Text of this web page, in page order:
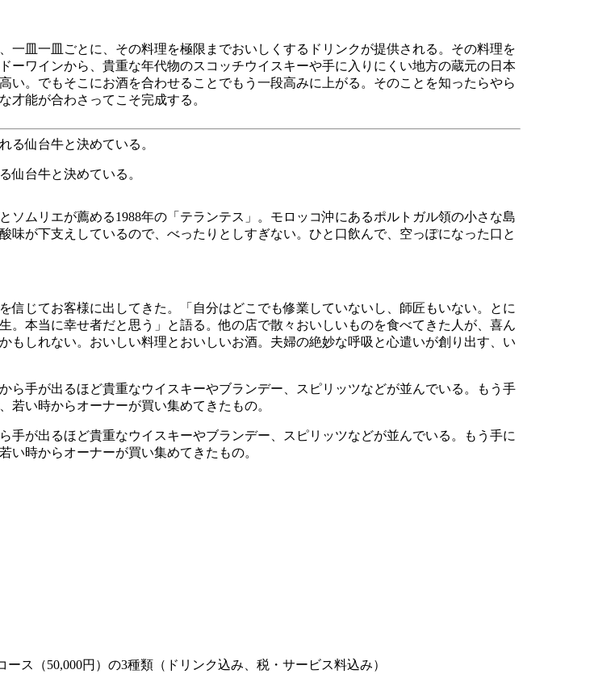
一皿一皿ごとに、その料理を極限までおいしくするドリンクが提供される。その料理を
ーワインから、貴重な年代物のスコッチウイスキーや手に入りにくい地方の蔵元の日本
。でもそこにお酒を合わせることでもう一段高みに上がる。そのことを知ったらやら
才能が合わさってこそ完成する。
仙台牛と決めている。
ムリエが薦める1988年の「テランテス」。モロッコ沖にあるポルトガル領の小さな島
が下支えしているので、べったりとしすぎない。ひと口飲んで、空っぽになった口と
じてお客様に出してきた。「自分はどこでも修業していないし、師匠もいない。とに
。本当に幸せ者だと思う」と語る。他の店で散々おいしいものを食べてきた人が、喜ん
もしれない。おいしい料理とおいしいお酒。夫婦の絶妙な呼吸と心遣いが創り出す、い
手が出るほど貴重なウイスキーやブランデー、スピリッツなどが並んでいる。もう手に
い時からオーナーが買い集めてきたもの。
ス（50,000円）の3種類（ドリンク込み、税・サービス料込み）